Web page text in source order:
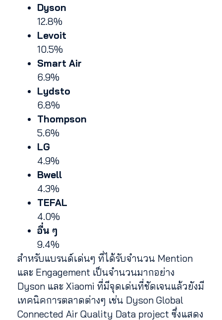
Dyson
12.8%
Levoit
10.5%
Smart Air
6.9%
Lydsto
6.8%
Thompson
5.6%
LG
4.9%
Bwell
4.3%
TEFAL
4.0%
อื่น ๆ
9.4%
สำหรับแบรนด์เด่นๆ ที่ได้รับจำนวน Mention
และ Engagement เป็นจำนวนมากอย่าง
Dyson และ Xiaomi ที่มีจุดเด่นที่ชัดเจนแล้วยังมี
เทคนิคการตลาดต่างๆ เช่น Dyson Global
Connected Air Quality Data project ซึ่งแสดง